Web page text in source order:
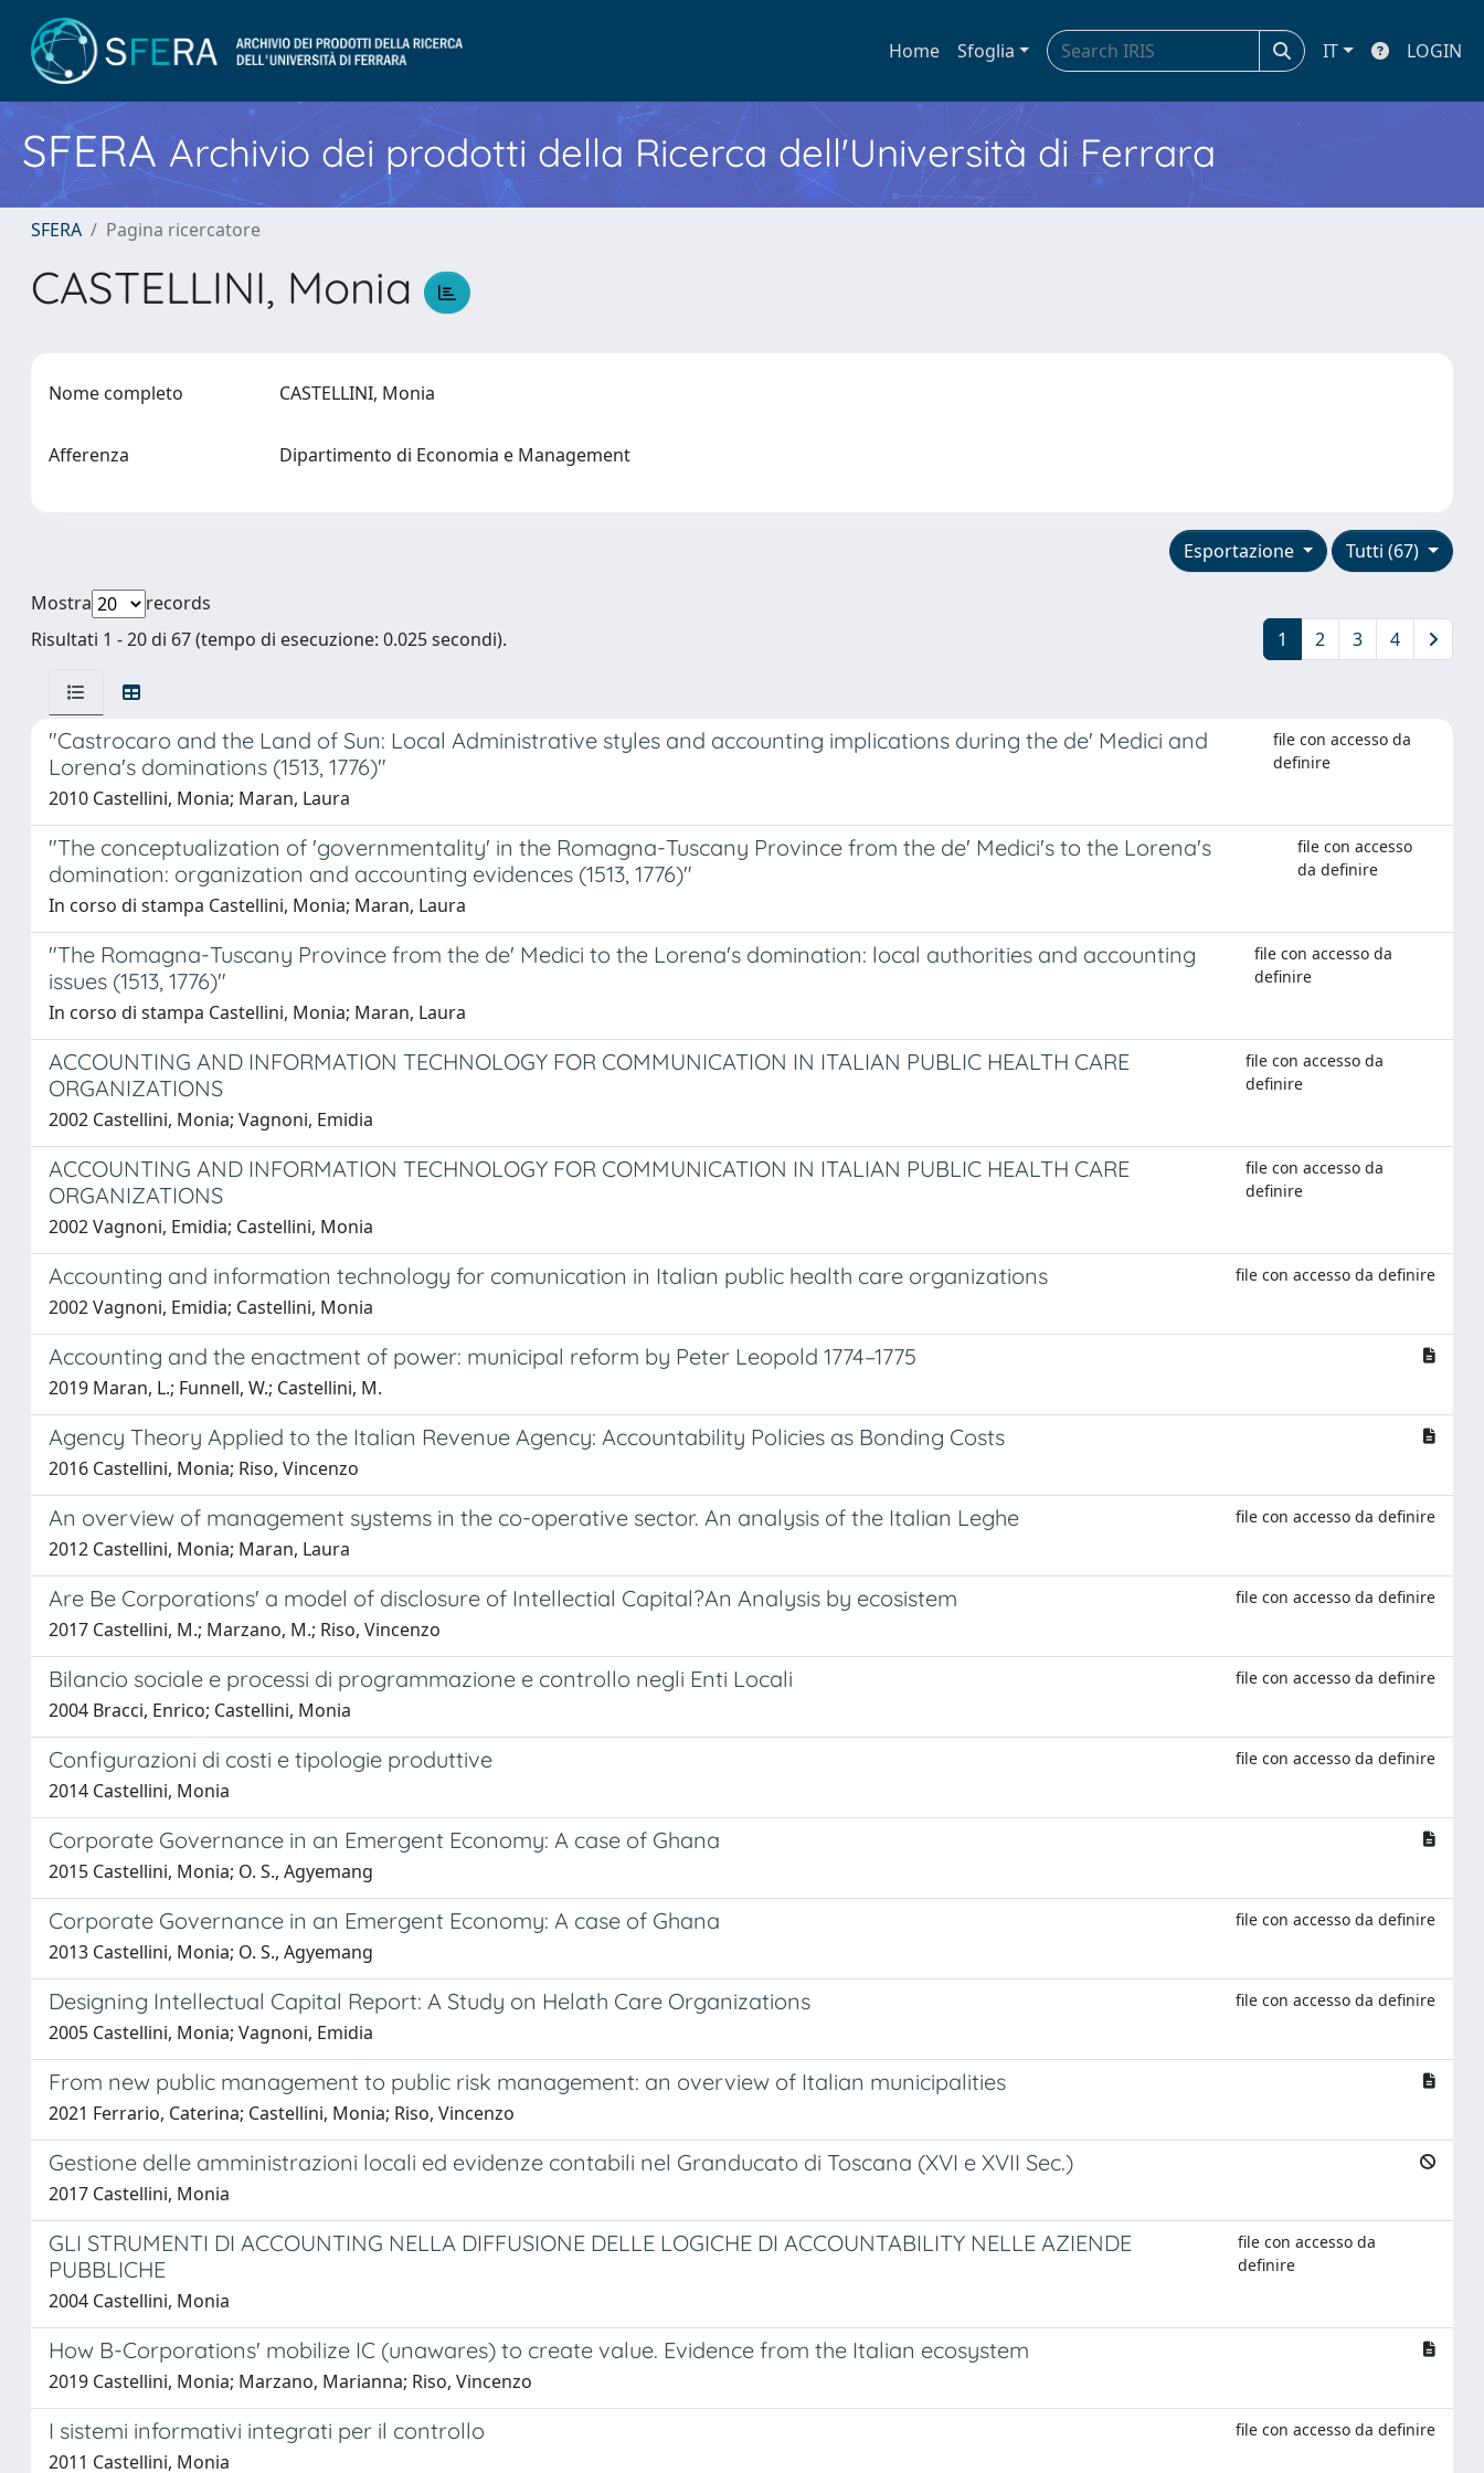
Home Sfoglia IT LOGIN
SFERA Archivio dei prodotti della Ricerca dell'Università di Ferrara
SFERA Pagina ricercatore
CASTELLINI, Monia
Nome completo CASTELLINI, Monia
Afferenza Dipartimento di Economia e Management
Tutti (67)
Esportazione
Mostra
records
Risultati 1 - 20 di 67 (tempo di esecuzione: 0.025 secondi).
1 2 3 4
"Castrocaro and the Land of Sun: Local Administrative styles and accounting implications during the de' Medici and
Lorena's dominations (1513, 1776)"
file con accesso da
definire
2010 Castellini, Monia; Maran, Laura
"The conceptualization of 'governmentality' in the Romagna-Tuscany Province from the de' Medici's to the Lorena's
domination: organization and accounting evidences (1513, 1776)"
file con accesso
da definire
In corso di stampa Castellini, Monia; Maran, Laura
"The Romagna-Tuscany Province from the de' Medici to the Lorena's domination: local authorities and accounting
issues (1513, 1776)"
file con accesso da
definire
In corso di stampa Castellini, Monia; Maran, Laura
ACCOUNTING AND INFORMATION TECHNOLOGY FOR COMMUNICATION IN ITALIAN PUBLIC HEALTH CARE
ORGANIZATIONS
file con accesso da
definire
2002 Castellini, Monia; Vagnoni, Emidia
ACCOUNTING AND INFORMATION TECHNOLOGY FOR COMMUNICATION IN ITALIAN PUBLIC HEALTH CARE
ORGANIZATIONS
file con accesso da
definire
2002 Vagnoni, Emidia; Castellini, Monia
Accounting and information technology for comunication in Italian public health care organizations file con accesso da definire
2002 Vagnoni, Emidia; Castellini, Monia
Accounting and the enactment of power: municipal reform by Peter Leopold 1774–1775
2019 Maran, L.; Funnell, W.; Castellini, M.
Agency Theory Applied to the Italian Revenue Agency: Accountability Policies as Bonding Costs
2016 Castellini, Monia; Riso, Vincenzo
An overview of management systems in the co-operative sector. An analysis of the Italian Leghe file con accesso da definire
2012 Castellini, Monia; Maran, Laura
Are Be Corporations' a model of disclosure of Intellectial Capital?An Analysis by ecosistem file con accesso da definire
2017 Castellini, M.; Marzano, M.; Riso, Vincenzo
Bilancio sociale e processi di programmazione e controllo negli Enti Locali file con accesso da definire
2004 Bracci, Enrico; Castellini, Monia
Configurazioni di costi e tipologie produttive file con accesso da definire
2014 Castellini, Monia
Corporate Governance in an Emergent Economy: A case of Ghana
2015 Castellini, Monia; O. S., Agyemang
Corporate Governance in an Emergent Economy: A case of Ghana file con accesso da definire
2013 Castellini, Monia; O. S., Agyemang
Designing Intellectual Capital Report: A Study on Helath Care Organizations file con accesso da definire
2005 Castellini, Monia; Vagnoni, Emidia
From new public management to public risk management: an overview of Italian municipalities
2021 Ferrario, Caterina; Castellini, Monia; Riso, Vincenzo
Gestione delle amministrazioni locali ed evidenze contabili nel Granducato di Toscana (XVI e XVII Sec.)
2017 Castellini, Monia
GLI STRUMENTI DI ACCOUNTING NELLA DIFFUSIONE DELLE LOGICHE DI ACCOUNTABILITY NELLE AZIENDE
PUBBLICHE
file con accesso da
definire
2004 Castellini, Monia
How B-Corporations' mobilize IC (unawares) to create value. Evidence from the Italian ecosystem
2019 Castellini, Monia; Marzano, Marianna; Riso, Vincenzo
I sistemi informativi integrati per il controllo file con accesso da definire
2011 Castellini, Monia